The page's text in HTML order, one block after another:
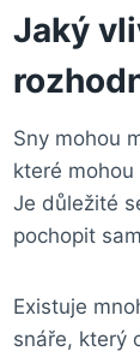
Jaký
Sny mohou
které
Je důležité
pochopit
Existuje
snáře, který